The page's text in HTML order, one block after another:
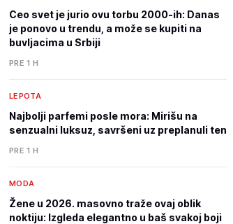
Ceo svet je jurio ovu torbu 2000-ih: Danas
je ponovo u trendu, a može se kupiti na
buvljacima u Srbiji
PRE 1 H
LEPOTA
Najbolji parfemi posle mora: Mirišu na
senzualni luksuz, savršeni uz preplanuli ten
PRE 1 H
MODA
Žene u 2026. masovno traže ovaj oblik
noktiju: Izgleda elegantno u baš svakoj boji